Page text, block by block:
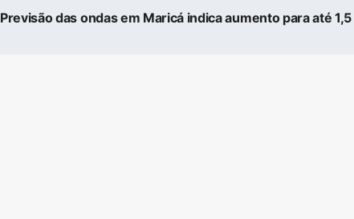
Previsão das ondas em Maricá indica aumento para até